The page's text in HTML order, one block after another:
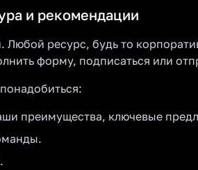
и рекомендации
Любой ресурс, будь то
форму, подписаться или
преимущества, ключевые